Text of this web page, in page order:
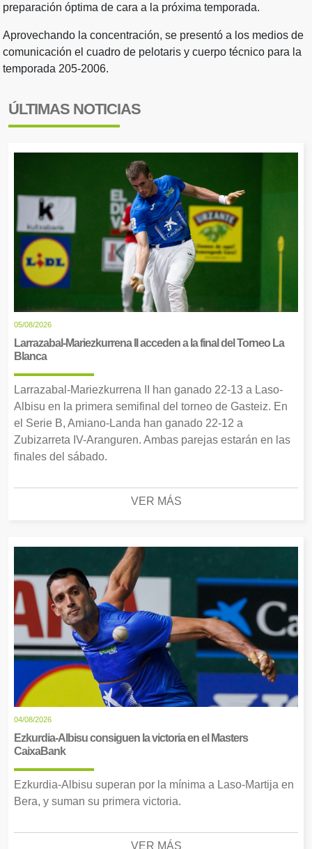
preparación óptima de cara a la próxima temporada.
Aprovechando la concentración, se presentó a los medios de
comunicación el cuadro de pelotaris y cuerpo técnico para la
temporada 205-2006.
ÚLTIMAS NOTICIAS
05/08/2026
Larrazabal-Mariezkurrena II acceden a la final del Torneo La
Blanca
Larrazabal-Mariezkurrena II han ganado 22-13 a Laso-
Albisu en la primera semifinal del torneo de Gasteiz. En
el Serie B, Amiano-Landa han ganado 22-12 a
Zubizarreta IV-Aranguren. Ambas parejas estarán en las
finales del sábado.
VER MÁS
04/08/2026
Ezkurdia-Albisu consiguen la victoria en el Masters
CaixaBank
Ezkurdia-Albisu superan por la mínima a Laso-Martija en
Bera, y suman su primera victoria.
VER MÁS